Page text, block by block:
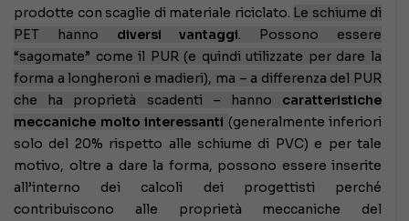
prodotte con scaglie di materiale riciclato. Le schiume di
PET hanno diversi vantaggi. Possono essere
“sagomate” come il PUR (e quindi utilizzate per dare la
forma a longheroni e madieri), ma – a differenza del PUR
che ha proprietà scadenti – hanno caratteristiche
meccaniche molto interessanti (generalmente inferiori
solo del 20% rispetto alle schiume di PVC) e per tale
motivo, oltre a dare la forma, possono essere inserite
all’interno dei calcoli dei progettisti perché
contribuiscono alle proprietà meccaniche del